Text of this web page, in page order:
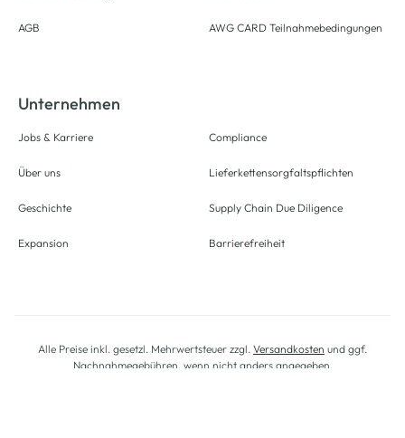
AGB AWG CARD Teilnahmebedingungen
Unternehmen
Jobs & Karriere
Über uns
Geschichte
Expansion
Compliance
Lieferkettensorgfaltspflichten
Supply Chain Due Diligence
Barrierefreiheit
Alle Preise inkl. gesetzl. Mehrwertsteuer zzgl. Versandkosten und ggf.
Nachnahmegebühren, wenn nicht anders angegeben.